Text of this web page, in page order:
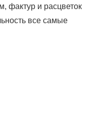
фактур и расцветок
все самые